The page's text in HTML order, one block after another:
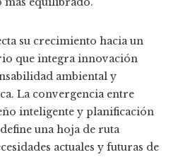
su crecimiento hacia un
que integra innovación
ambiental y
La convergencia entre
inteligente y planificación
una hoja de ruta
actuales y futuras de